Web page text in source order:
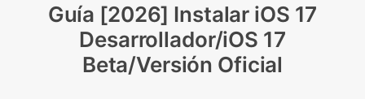
Guía [2026] Instalar iOS 17
Desarrollador/iOS 17
Beta/Versión Oficial